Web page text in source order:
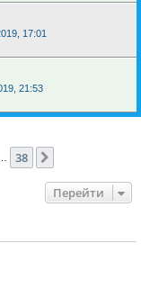
17:01
21:53
38
Перейти